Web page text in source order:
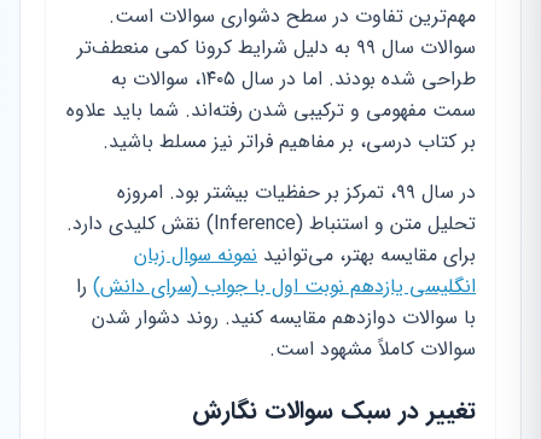
مهم‌ترین تفاوت در سطح دشواری سوالات است.
سوالات سال ۹۹ به دلیل شرایط کرونا کمی منعطف‌تر
طراحی شده بودند. اما در سال ۱۴۰۵، سوالات به
سمت مفهومی و ترکیبی شدن رفته‌اند. شما باید علاوه
بر کتاب درسی، بر مفاهیم فراتر نیز مسلط باشید.
در سال ۹۹، تمرکز بر حفظیات بیشتر بود. امروزه
تحلیل متن و استنباط (Inference) نقش کلیدی دارد.
برای مقایسه بهتر، می‌توانید نمونه سوال زبان
انگلیسی یازدهم نوبت اول با جواب (سرای دانش) را
با سوالات دوازدهم مقایسه کنید. روند دشوار شدن
سوالات کاملاً مشهود است.
تغییر در سبک سوالات نگارش